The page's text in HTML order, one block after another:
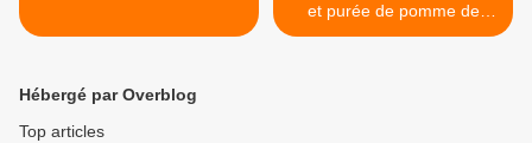
et purée de pomme de
terre à la moutarde de
Hébergé par Overblog
Top articles